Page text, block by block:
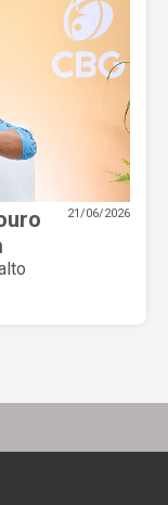
21/06/2026